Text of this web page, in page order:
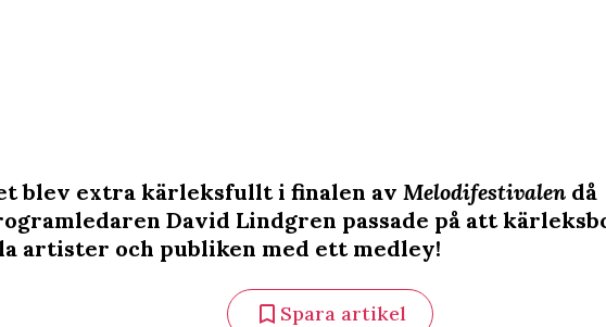
blev extra kärleksfullt i finalen av Melodifestivalen då
David Lindgren passade på att
artister och publiken med ett medley!
Spara artikel